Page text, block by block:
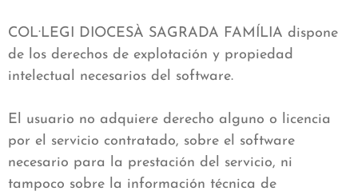
COL·LEGI DIOCESÀ SAGRADA FAMÍLIA dispone
de los derechos de explotación y propiedad
intelectual necesarios del software.
El usuario no adquiere derecho alguno o licencia
por el servicio contratado, sobre el software
necesario para la prestación del servicio, ni
tampoco sobre la información técnica de